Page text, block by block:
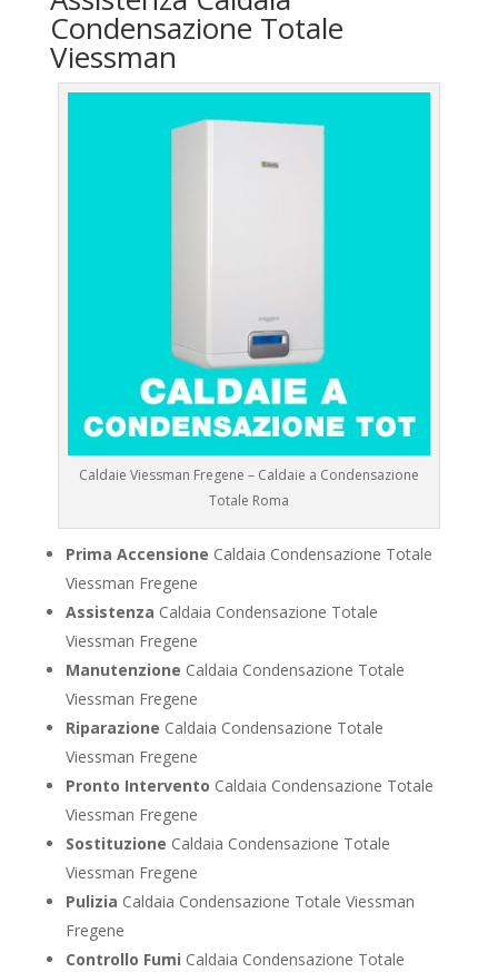
Condensazione Totale
Viessman
Caldaie Viessman Fregene – Caldaie a Condensazione
Totale Roma
Prima Accensione Caldaia Condensazione Totale
Viessman Fregene
Assistenza Caldaia Condensazione Totale
Viessman Fregene
Manutenzione Caldaia Condensazione Totale
Viessman Fregene
Riparazione Caldaia Condensazione Totale
Viessman Fregene
Pronto Intervento Caldaia Condensazione Totale
Viessman Fregene
Sostituzione Caldaia Condensazione Totale
Viessman Fregene
Pulizia Caldaia Condensazione Totale Viessman
Fregene
Controllo Fumi Caldaia Condensazione Totale